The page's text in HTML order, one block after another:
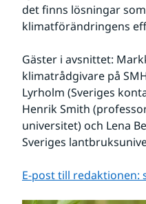
det finns lösningar
klimatförändringens
Gäster i avsnittet:
klimatrådgivare på
Lyrholm (Sveriges
Henrik Smith
universitet) och Lena
Sveriges
E-post till redaktionen: